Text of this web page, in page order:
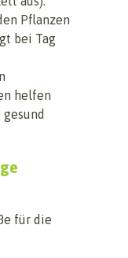
Pflanzen
bei Tag
helfen
für die